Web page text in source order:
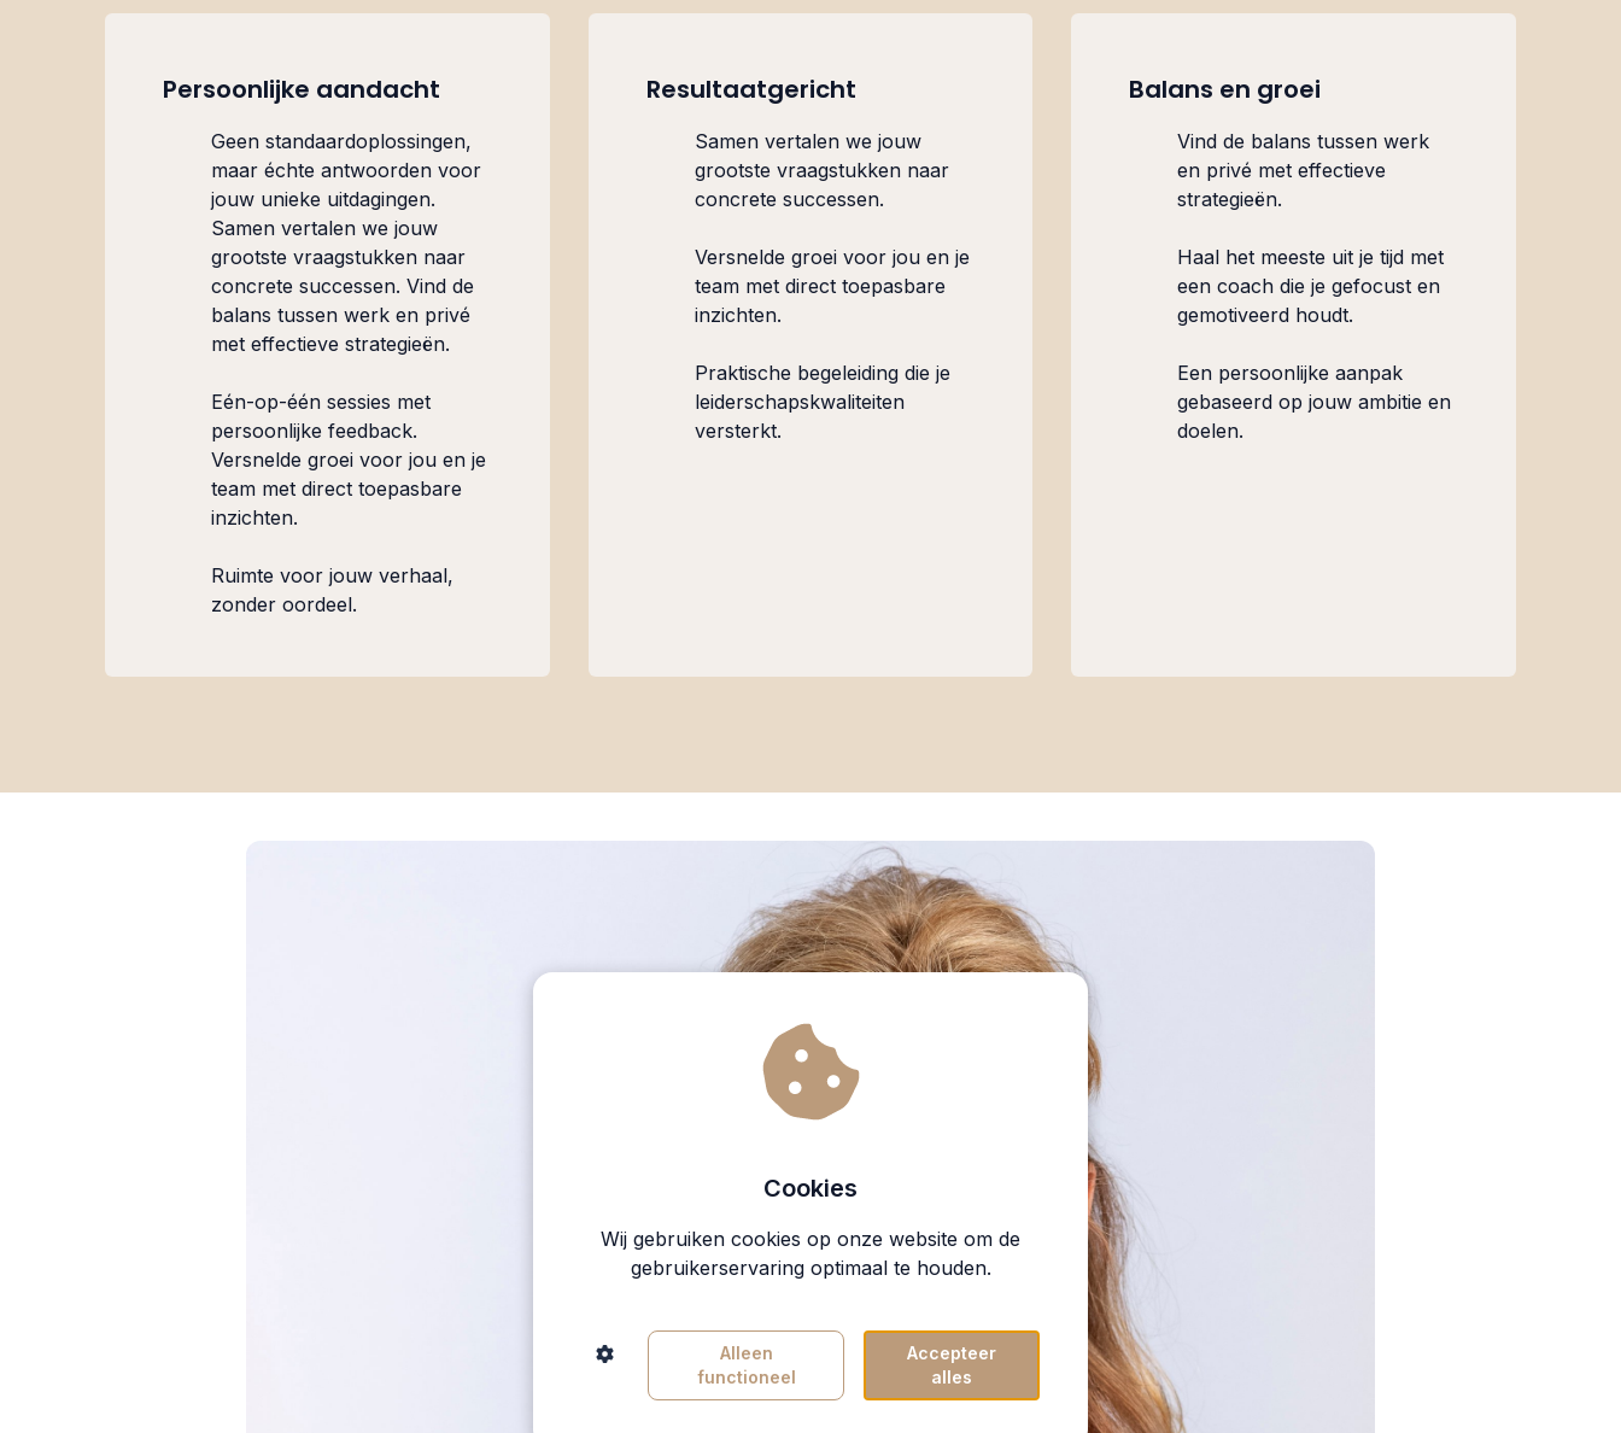
Persoonlijke aandacht
Geen standaardoplossingen,
maar échte antwoorden voor
jouw unieke uitdagingen.
Samen vertalen we jouw
grootste vraagstukken naar
concrete successen. Vind de
balans tussen werk en privé
met effectieve strategieën.
Eén-op-één sessies met
persoonlijke feedback.
Versnelde groei voor jou en je
team met direct toepasbare
inzichten.
Ruimte voor jouw verhaal,
zonder oordeel.
Resultaatgericht
Samen vertalen we jouw
grootste vraagstukken naar
concrete successen.
Versnelde groei voor jou en je
team met direct toepasbare
inzichten.
Praktische begeleiding die je
leiderschapskwaliteiten
versterkt.
Balans en groei
Vind de balans tussen werk
en privé met effectieve
strategieën.
Haal het meeste uit je tijd met
een coach die je gefocust en
gemotiveerd houdt.
Een persoonlijke aanpak
gebaseerd op jouw ambitie en
doelen.
Cookies
Wij gebruiken cookies op onze website om de
gebruikerservaring optimaal te houden.
Alleen
functioneel
Accepteer
alles